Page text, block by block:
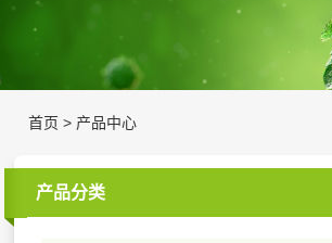
首页 > 产品中心
产品分类